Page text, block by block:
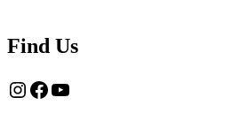
Find Us
Instagram
Facebook
YouTube